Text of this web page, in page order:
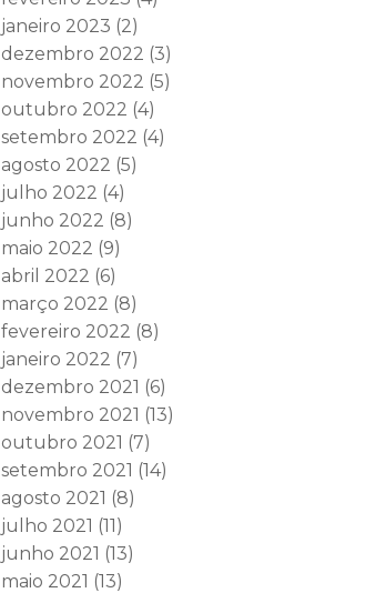
janeiro 2023 (2)
dezembro 2022 (3)
novembro 2022 (5)
outubro 2022 (4)
setembro 2022 (4)
agosto 2022 (5)
julho 2022 (4)
junho 2022 (8)
maio 2022 (9)
abril 2022 (6)
março 2022 (8)
fevereiro 2022 (8)
janeiro 2022 (7)
dezembro 2021 (6)
novembro 2021 (13)
outubro 2021 (7)
setembro 2021 (14)
agosto 2021 (8)
julho 2021 (11)
junho 2021 (13)
maio 2021 (13)